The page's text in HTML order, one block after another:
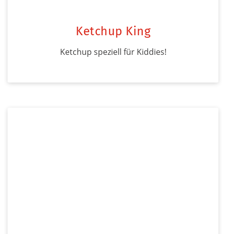
Ketchup King
Ketchup speziell für Kiddies!